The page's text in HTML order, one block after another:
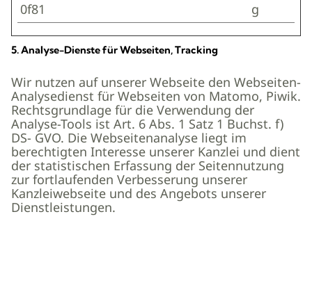
0f81
g
5. Analyse-Dienste für Webseiten, Tracking
Wir nutzen auf unserer Webseite den Webseiten-
Analysedienst für Webseiten von Matomo, Piwik.
Rechtsgrundlage für die Verwendung der
Analyse-Tools ist Art. 6 Abs. 1 Satz 1 Buchst. f)
DS- GVO. Die Webseitenanalyse liegt im
berechtigten Interesse unserer Kanzlei und dient
der statistischen Erfassung der Seitennutzung
zur fortlaufenden Verbesserung unserer
Kanzleiwebseite und des Angebots unserer
Dienstleistungen.